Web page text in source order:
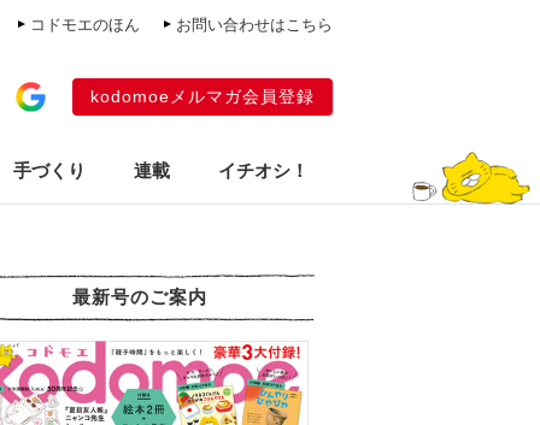
コドモエのほん お問い合わせはこちら
kodomoeメルマガ会員登録
手づくり 連載 イチオシ！
最新号のご案内